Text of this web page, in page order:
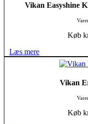
Vikan Easyshine
Køb
Læs mere
Vikan
Køb